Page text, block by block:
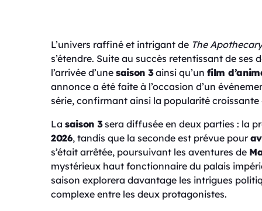
L’univers raffiné et intrigant de The
s’étendre. Suite au succès retentissant de
l’arrivée d’une saison 3ainsi qu’unfilm
annonce a été faite à l’occasion d’un
série, confirmant ainsi la popularité
La saison 3sera diffusée en deux parties : la
2026, tandis que la seconde est prévue pour
s’était arrêtée, poursuivant les aventures de
mystérieux haut fonctionnaire du palais
saison explorera davantage les intrigues
complexe entre les deux protagonistes.